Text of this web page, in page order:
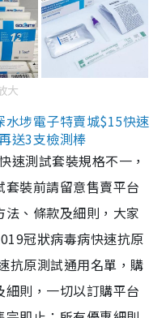
大
水埗電子特賣城$15快速
送3支檢測棒
速測試套裝規格不一，
裝前請留意售賣平台
、條款及細則，大家
冠狀病毒病快速抗原
抗原測試通用名單，購
則，一切以訂購平台